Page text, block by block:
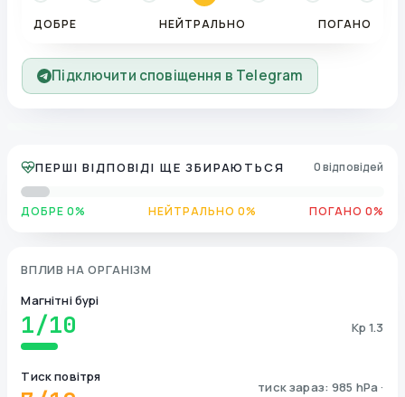
ДОБРЕ НЕЙТРАЛЬНО ПОГАНО
Підключити сповіщення в Telegram
ПЕРШІ ВІДПОВІДІ ЩЕ ЗБИРАЮТЬСЯ 0 відповідей
ДОБРЕ 0% НЕЙТРАЛЬНО 0% ПОГАНО 0%
ВПЛИВ НА ОРГАНІЗМ
Магнітні бурі
1/10 Kp 1.3
Тиск повітря
тиск зараз: 985 hPa ·